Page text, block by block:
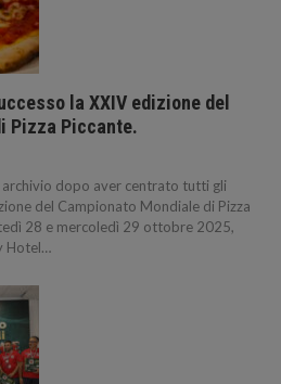
la XXIV edizione del
Pizza Piccante.
archivio dopo aver centrato tutti gli
del Campionato Mondiale di Pizza
28 e mercoledì 29 ottobre 2025,
Hotel…